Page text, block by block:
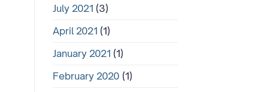
July 2021 (3)
April 2021 (1)
January 2021 (1)
February 2020 (1)